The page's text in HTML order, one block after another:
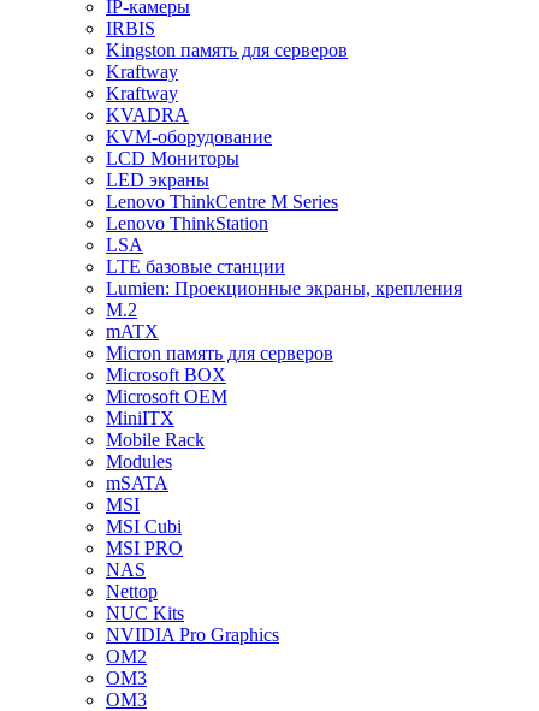
IP-камеры
IRBIS
Kingston память для серверов
Kraftway
Kraftway
KVADRA
KVM-оборудование
LCD Мониторы
LED экраны
Lenovo ThinkCentre M Series
Lenovo ThinkStation
LSA
LTE базовые станции
Lumien: Проекционные экраны, крепления
M.2
mATX
Micron память для серверов
Microsoft BOX
Microsoft OEM
MiniITX
Mobile Rack
Modules
mSATA
MSI
MSI Cubi
MSI PRO
NAS
Nettop
NUC Kits
NVIDIA Pro Graphics
OM2
OM3
OM3